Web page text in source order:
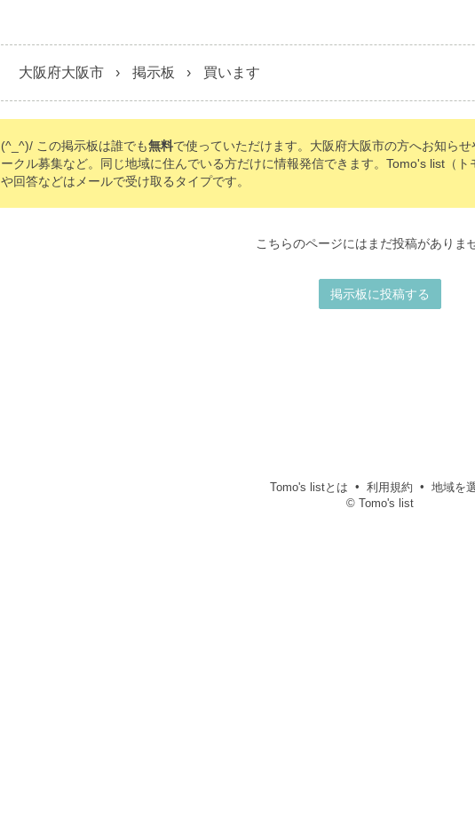
大阪府大阪市 掲示板 買います
(^_^)/ この掲示板は誰でも無料で使っていただけます。大阪府大阪市の方へお知ら
ークル募集など。同じ地域に住んでいる方だけに情報発信できます。Tomo's list（
や回答などはメールで受け取るタイプです。
こちらのページにはまだ投稿がありま
掲示板に投稿する
Tomo's listとは 利用規約
地域を
© Tomo's list